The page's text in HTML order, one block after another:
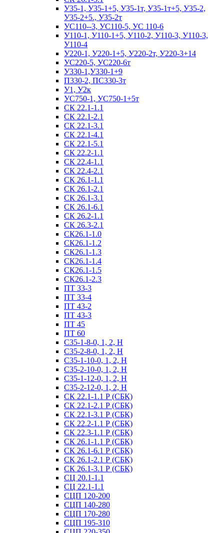
У35-1, У35-1+5, У35-1т, У35-1т+5, У35-2,
У35-2+5., У35-2т
УС110--3, УС110-5, УС 110-6
У110-1, У110-1+5, У110-2, У110-3, У110-3,
У110-4
У220-1, У220-1+5, У220-2т, У220-3+14
УС220-5, УС220-6т
У330-1,У330-1+9
П330-2, ПС330-3т
У1, У2к
УС750-1, УС750-1+5т
СК 22.1-1.1
СК 22.1-2.1
СК 22.1-3.1
СК 22.1-4.1
СК 22.1-5.1
СК 22.2-1.1
СК 22.4-1.1
СК 22.4-2.1
СК 26.1-1.1
СК 26.1-2.1
СК 26.1-3.1
СК 26.1-6.1
СК 26.2-1.1
СК 26.3-2.1
СК26.1-1.0
СК26.1-1.2
СК26.1-1.3
СК26.1-1.4
СК26.1-1.5
СК26.1-2.3
ПТ 33-3
ПТ 33-4
ПТ 43-2
ПТ 43-3
ПТ 45
ПТ 60
С35-1-8-0, 1, 2, Н
С35-2-8-0, 1, 2, Н
С35-1-10-0, 1, 2, Н
С35-2-10-0, 1, 2, Н
С35-1-12-0, 1, 2, Н
С35-2-12-0, 1, 2, Н
СК 22.1-1.1 Р (СБК)
СК 22.1-2.1 Р (СБК)
СК 22.1-3.1 Р (СБК)
СК 22.2-1.1 Р (СБК)
СК 22.3-1.1 Р (СБК)
СК 26.1-1.1 Р (СБК)
СК 26.1-6.1 Р (СБК)
СК 26.1-2.1 Р (СБК)
СК 26.1-3.1 Р (СБК)
СЦ 20.1-1.1
СЦ 22.1-1.1
СЦП 120-200
СЦП 140-280
СЦП 170-280
СЦП 195-310